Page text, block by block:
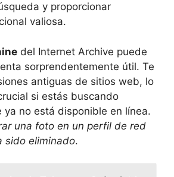
y proporcionar
valiosa.
del Internet Archive puede
sorprendentemente útil. Te
antiguas de sitios web, lo
si estás buscando
ya no está disponible en línea.
una foto en un perfil de red
sido eliminado.